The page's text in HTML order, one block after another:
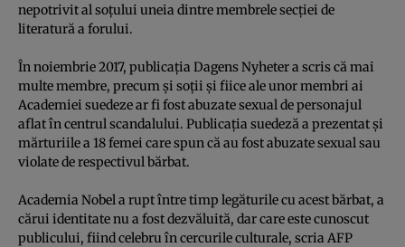
nepotrivit al soţului uneia dintre membrele secţiei de
literatură a forului.
În noiembrie 2017, publicaţia Dagens Nyheter a scris că mai
multe membre, precum şi soţii şi fiice ale unor membri ai
Academiei suedeze ar fi fost abuzate sexual de personajul
aflat în centrul scandalului. Publicaţia suedeză a prezentat şi
mărturiile a 18 femei care spun că au fost abuzate sexual sau
violate de respectivul bărbat.
Academia Nobel a rupt între timp legăturile cu acest bărbat, a
cărui identitate nu a fost dezvăluită, dar care este cunoscut
publicului, fiind celebru în cercurile culturale, scria AFP